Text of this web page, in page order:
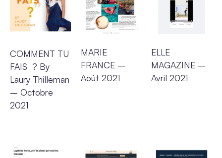
COMMENT TU
FAIS ? By
Laury Thilleman
– Octobre
2021
MARIE
FRANCE–
Août 2021
ELLE
MAGAZINE –
Avril 2021